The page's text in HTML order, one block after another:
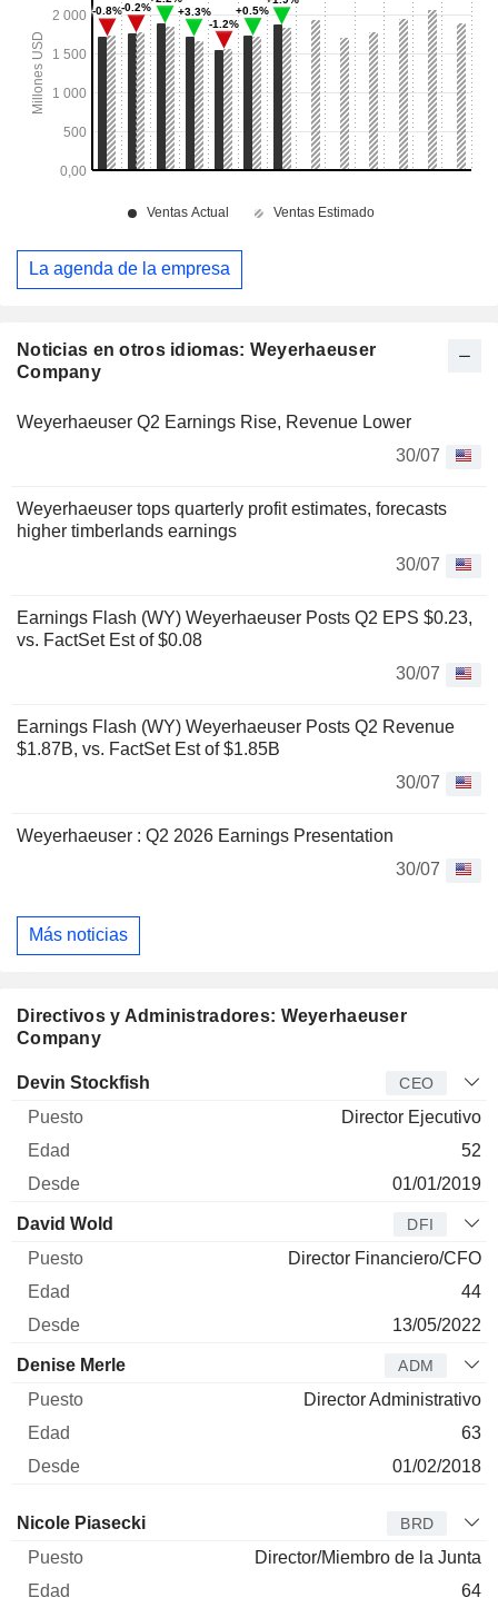
Noticias en otros idiomas: Weyerhaeuser
Company
Weyerhaeuser Q2 Earnings Rise, Revenue Lower
30/07
Weyerhaeuser tops quarterly profit estimates, forecasts
higher timberlands earnings
30/07
Earnings Flash (WY) Weyerhaeuser Posts Q2 EPS $0.23,
vs. FactSet Est of $0.08
30/07
Earnings Flash (WY) Weyerhaeuser Posts Q2 Revenue
$1.87B, vs. FactSet Est of $1.85B
30/07
Weyerhaeuser : Q2 2026 Earnings Presentation
30/07
Más noticias
Directivos y Administradores: Weyerhaeuser
Company
Director Puesto
Devin Stockfish CEO
Director Ejecutivo
52
01/01/2019
David Wold DFI
Director Financiero/CFO
44
13/05/2022
Denise Merle ADM
Director Administrativo
63
01/02/2018
Administrador Puesto
Nicole Piasecki BRD
Director/Miembro de la Junta
64
La agenda de la empresa